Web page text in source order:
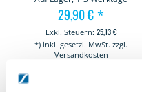
29,90 € *
25,13 €
*) inkl. gesetzl. MwSt. zzgl.
Versandkosten